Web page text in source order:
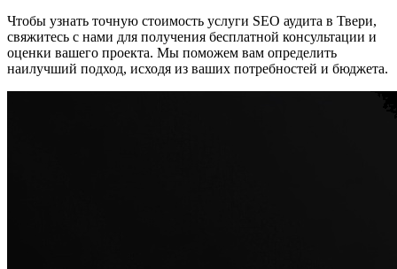
Чтобы узнать точную стоимость услуги SEO аудита в Твери,
свяжитесь с нами для получения бесплатной консультации и
оценки вашего проекта. Мы поможем вам определить
наилучший подход, исходя из ваших потребностей и бюджета.